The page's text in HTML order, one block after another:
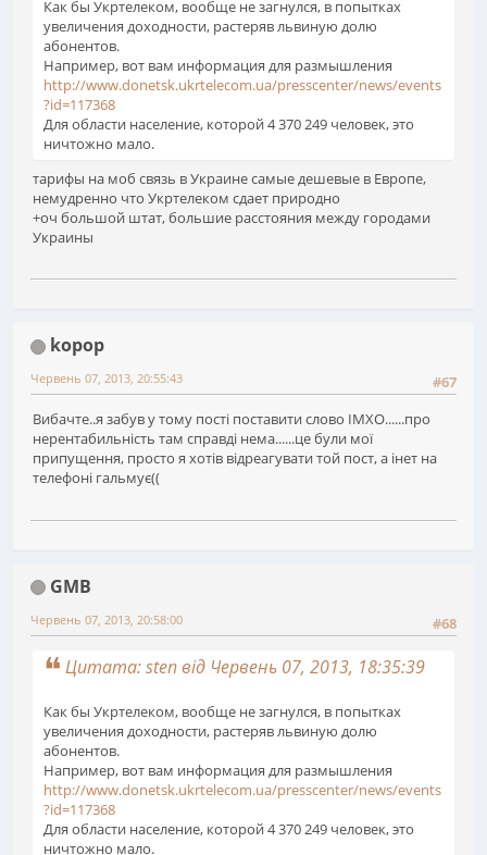
Как бы Укртелеком, вообще не загнулся, в попытках
увеличения доходности, растеряв львиную долю
абонентов.
Например, вот вам информация для размышления
http://www.donetsk.ukrtelecom.ua/presscenter/news/events
?id=117368
Для области население, которой 4 370 249 человек, это
ничтожно мало.
тарифы на моб связь в Украине самые дешевые в Европе,
немудренно что Укртелеком сдает природно
+оч большой штат, большие расстояния между городами
Украины
kopop
#67
Червень 07, 2013, 20:55:43
Вибачте..я забув у тому пості поставити слово ІМХО......про
нерентабильність там справді нема......це були мої
припущення, просто я хотів відреагувати той пост, а інет на
телефоні гальмує((
GMB
#68
Червень 07, 2013, 20:58:00
Цитата: sten від Червень 07, 2013, 18:35:39
Как бы Укртелеком, вообще не загнулся, в попытках
увеличения доходности, растеряв львиную долю
абонентов.
Например, вот вам информация для размышления
http://www.donetsk.ukrtelecom.ua/presscenter/news/events
?id=117368
Для области население, которой 4 370 249 человек, это
ничтожно мало.